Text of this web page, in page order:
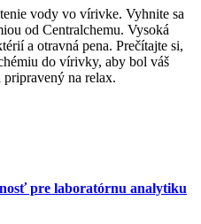
vody vo vírivke. Vyhnite sa
od Centralchemu. Vysoká
a otravná pena. Prečítajte si,
do vírivky, aby bol váš
na relax.
pre laboratórnu analytiku